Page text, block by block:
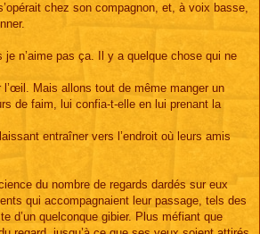
chez son compagnon, et, à voix basse,
n’aime pas ça. Il y a quelque chose qui ne
Mais allons tout de même manger un
de faim, lui confia-t-elle en lui prenant la
entraîner vers l’endroit où leurs amis
du nombre de regards dardés sur eux
qui accompagnaient leur passage, tels des
d’un quelconque gibier. Plus méfiant que